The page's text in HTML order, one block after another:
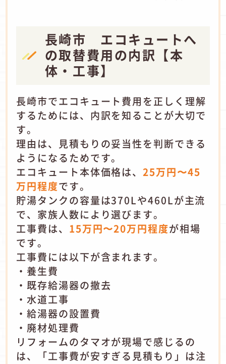
長崎市 エコキュートへ
の取替費用の内訳【本
体・工事】
長崎市でエコキュート費用を正しく理解
するためには、内訳を知ることが大切で
す。
理由は、見積もりの妥当性を判断できる
ようになるためです。
エコキュート本体価格は、25万円〜45
万円程度です。
貯湯タンクの容量は370Lや460Lが主流
で、家族人数により選びます。
工事費は、 15万円〜20万円程度が相場
です。
工事費には以下が含まれます。
・養生費
・既存給湯器の撤去
・水道工事
・給湯器の設置費
・廃材処理費
リフォームのタマオが現場で感じるの
は、「工事費が安すぎる見積もり」は注